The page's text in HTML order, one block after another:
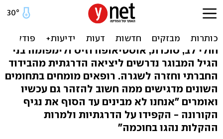
4 רופאים מומחים ממליצים -
כך תחזרו לשגרה
חולי לב, סוכרת, אוסטיאופורוזיס ולימפומה בני
הגיל המבוגר נדרשים ליציאה הדרגתית מהבידוד
החברתי וחזרה לשגרה. רופאים מומחים בתחומים
השונים מדגישים ממה חשוב להזהר גם עכשיו
ואומרים "אנחנו לא מבינים עד הסוף את נגיף
הקורונה - הקפידו על הדרגתיות ולמרות
ההקלות נהגו בחוכמה"